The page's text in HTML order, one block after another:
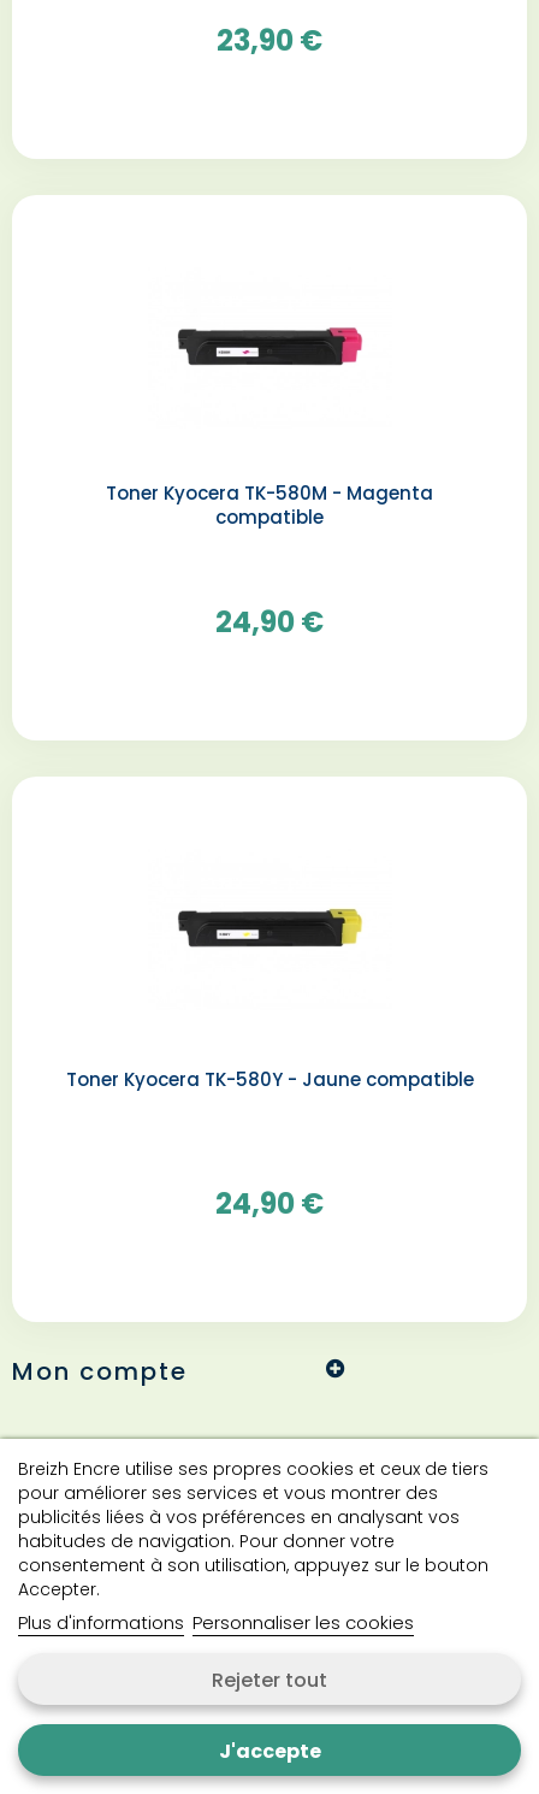
Breizh Encre utilise ses propres cookies et ceux de tiers
pour améliorer ses services et vous montrer des
publicités liées à vos préférences en analysant vos
habitudes de navigation. Pour donner votre
consentement à son utilisation, appuyez sur le bouton
Accepter.
Plus d'informations Personnaliser les cookies
Rejeter tout
J'accepte
23,90 €
Toner Kyocera TK-580M - Magenta
compatible
24,90 €
Toner Kyocera TK-580Y - Jaune compatible
24,90 €
Mon compte
Informations
Contact
Contactez-nous
Copyright © 2024 Breizh Encre. Tous droits réservés.